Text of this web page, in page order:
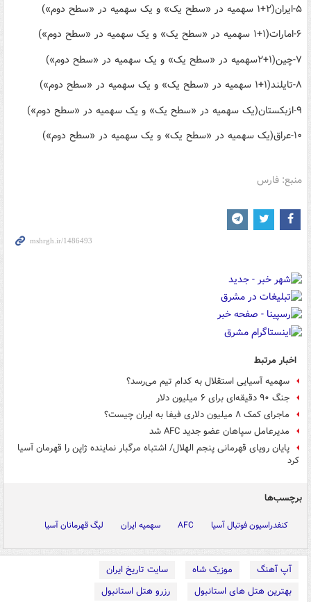
۵-ایران(۲+۱ سهمیه در «سطح یک» و یک سهمیه در «سطح دوم»)
۶-امارات(۱+۱ سهمیه در «سطح یک» و یک سهمیه در «سطح دوم»)
۷-چین(۱+۲سهمیه در «سطح یک» و یک سهمیه در «سطح دوم»)
۸-تایلند(۱+۱ سهمیه در «سطح یک» و یک سهمیه در «سطح دوم»)
۹-ازبکستان(یک سهمیه در «سطح یک» و یک سهمیه در «سطح دوم»)
۱۰-عراق(یک سهمیه در «سطح یک» و یک سهمیه در «سطح دوم»)
منبع: فارس
اخبار مرتبط
سهمیه آسیایی استقلال به کدام تیم می‌رسد؟
جنگ ۹۰ دقیقه‌ای برای ۶ میلیون دلار
ماجرای کمک ۸ میلیون دلاری فیفا به ایران چیست؟
مدیرعامل سپاهان عضو جدید AFC شد
پایان رویای قهرمانی پنجم الهلال/ اشتباه مرگبار نماینده ژاپن را قهرمان آسیا
کرد
برچسب‌ها
کنفدراسیون فوتبال آسیا AFC سهمیه ایران لیگ قهرمانان آسیا
آپ آهنگ موزیک شاه
سایت تاریخ ایران
بهترین هتل های استانبول
رزرو هتل استانبول